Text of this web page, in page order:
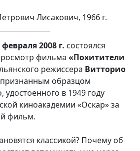
Лисакович, 1966 г.
февраля 2008 г. состоялся
фильма «Похитители
режиссера Витторио
признанным образцом
удостоенного в 1949 году
киноакадемии «Оскар» за
фильм.
классикой? Почему об